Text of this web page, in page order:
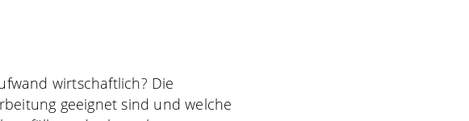
wirtschaftlich? Die
geeignet sind und welche